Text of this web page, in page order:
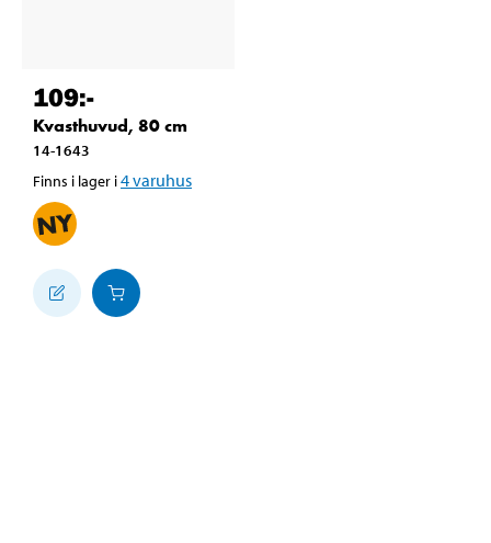
109:-
Kvasthuvud, 80 cm
14-1643
Finns i lager i4varuhus